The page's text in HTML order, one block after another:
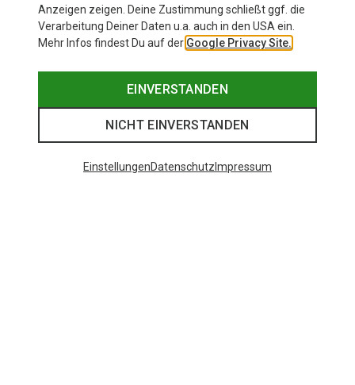
Anzeigen zeigen. Deine Zustimmung schließt ggf. die
Verarbeitung Deiner Daten u.a. auch in den USA ein.
Mehr Infos findest Du auf der Google Privacy Site.
EINVERSTANDEN
NICHT EINVERSTANDEN
EinstellungenDatenschutz Impressum